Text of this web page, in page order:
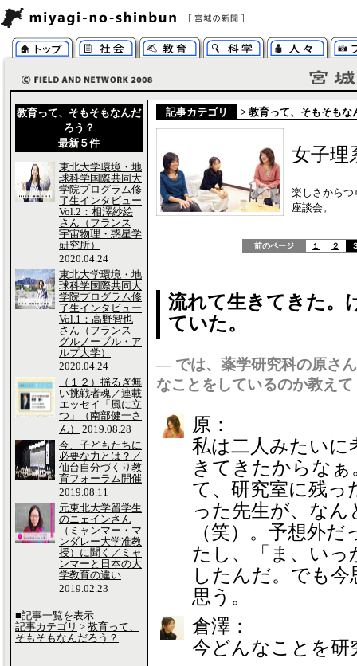
記事カテゴリ > 教育って、そもそもな
女子理
楽しさからつ
座談会。
前のページ １ ２
流れて生きてきた。
ていた。
― では、薬学研究科の原さ
なことをしているのか教え
原：
私は二人みたいに
きてきたからな
て、研究室に残
った先生が、な
（笑）。予想外
たし、「ま、いっ
したんだ。でも
思う。
倉澤：
今どんなことを研
教育って、そもそもなんだ
ろう？
最新５件
東北大学環境・地
球科学国際共同大
学院プログラム修
了生インタビュー
Vol.2：相澤紗絵
さん（フランス
宇宙物理・惑星学
研究所）
2020.04.24
東北大学環境・地
球科学国際共同大
学院プログラム修
了生インタビュー
Vol.1：高野智也
さん（フランス
グルノーブル・ア
ルプ大学）
2020.04.24
（１２）揺るぎ無
い挑戦者魂／連載
エッセイ「風に立
つ」（南部健一さ
ん）
2019.08.28
今、子どもたちに
必要な力とは？／
仙台自分づくり教
育フォーラム開催
2019.08.11
元東北大学留学生
のニェインさん
（ミャンマー・マ
ンダレー大学准教
授）に聞く／ミャ
ンマーと日本の大
学教育の違い
2019.02.23
■記事一覧を表示
記事カテゴリ > 教育って、
そもそもなんだろう？